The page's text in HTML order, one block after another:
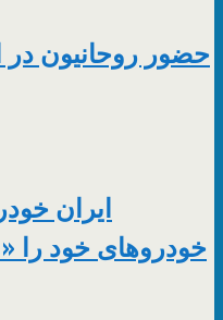
حضور روحانیون
ایران
خودروهای خود را «۳۰ درصد» افزایش دادند